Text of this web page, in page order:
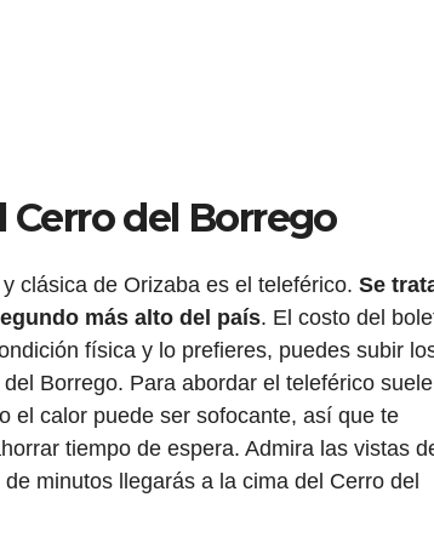
Cerro del Borrego
clásica de Orizaba es el teleférico. Se
más alto del país. El costo del
física y lo prefieres, puedes subir
Borrego. Para abordar el teleférico suele
el calor puede ser sofocante, así que te
tiempo de espera. Admira las vistas
minutos llegarás a la cima del Cerro del